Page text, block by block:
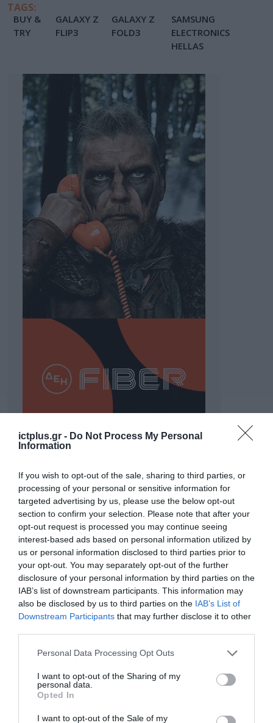
ictplus.gr - Do Not Process My Personal
Information
If you wish to opt-out of the sale, sharing to third parties, or
processing of your personal or sensitive information for
targeted advertising by us, please use the below opt-out
section to confirm your selection. Please note that after your
opt-out request is processed you may continue seeing
interest-based ads based on personal information utilized by
us or personal information disclosed to third parties prior to
your opt-out. You may separately opt-out of the further
disclosure of your personal information by third parties on the
IAB’s list of downstream participants. This information may
also be disclosed by us to third parties on the IAB’s List of
Downstream Participants that may further disclose it to other
Please note that this website/app uses one or more Google
not limited to your visit or usage behaviour. You may click to
grant or deny consent to Google and its third-party tags to
use your data for below specified purposes in below Google
consent section.
Personal Data Processing Opt Outs
I want to opt-out of the Sharing of my
personal data.
Opted In
I want to opt-out of the Sale of my
TAGS:
BUY &
TRY
GALAXY Ζ
FLIP3
GALAXY Ζ
FOLD3
SAMSUNG
ELECTRONICS
HELLAS
Το χρηματοδοτούμενο
από την ΕΕ έργο “The
Gaming Police”
ενισχύει την ασφάλεια
των παιδιών στο
διαδίκτυο
31.07.2026
ΑΑΔΕ: Διευκρινίσεις
για τα πρόστιμα σε
παραβάσεις που
αφορούν τους ΦΗΜ
Τεχνητή Νοημοσύνη
δεν είναι απλώς μια
μια νέα βιομηχανική
επανάσταση»
Νέος οδηγός του ΕΚΤ
των ελληνικών